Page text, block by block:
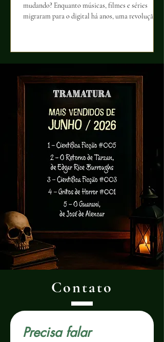
mudando? Enquanto músicas, filmes e séries
migraram para o digital há anos, uma revolução
leitura no Brasil.
Contato
Precisa falar